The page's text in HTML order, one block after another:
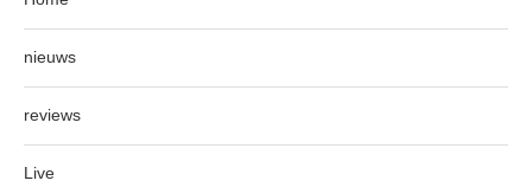
nieuws
reviews
Live